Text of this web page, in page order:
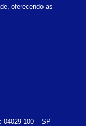
oferecendo as
04029-100 – SP